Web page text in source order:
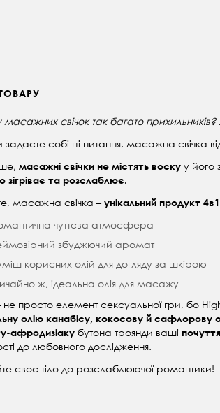
масажних свічок так багато
собі ці питання, масажна свічка
масажні свічки не містять воску у його
зігріває та розслаблює.
масажна свічка – унікальний продукт 4в1
чуттєва атмосфера
збуджючий аромат
корисних олій для догляду за шкірою
ж, ідеальна олія для масажу
не просто елемент сексуальної гри, бо
олію канабісу, кокосову й
афродизіаку бутона троянди ваші
до любовного дослідження.
своє тіло до розслаблюючої романтики!